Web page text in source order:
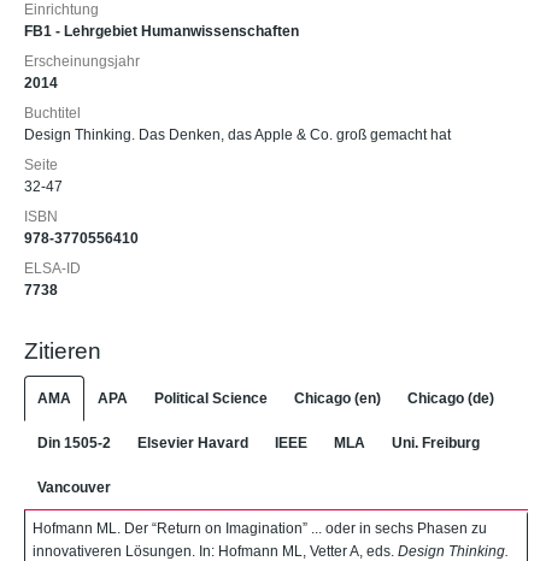
Einrichtung
FB1 - Lehrgebiet Humanwissenschaften
Erscheinungsjahr
2014
Buchtitel
Design Thinking. Das Denken, das Apple & Co. groß gemacht hat
Seite
32-47
ISBN
978-3770556410
ELSA-ID
7738
Zitieren
AMA APA Political Science Chicago (en) Chicago (de)
Din 1505-2 Elsevier Havard IEEE MLA Uni. Freiburg
Vancouver
Hofmann ML. Der “Return on Imagination” ... oder in sechs Phasen zu
innovativeren Lösungen. In: Hofmann ML, Vetter A, eds. Design Thinking.